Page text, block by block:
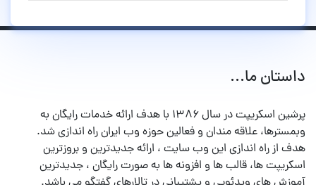
داستان ما...
پرشین اسکریپت در سال ۱۳۸۶ با هدف ارائه خدمات رایگان به
وبمسترها، علاقه مندان و فعالین حوزه وب ایران راه اندازی شد.
هدف از راه اندازی این وب سایت ، ارائه جدیدترین و بروزترین
اسکریپت ها، قالب ها و افزونه ها به صورت رایگان ، جدیدترین